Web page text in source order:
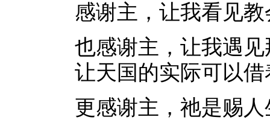
感谢主，让我看见
也感谢主，让我遇
让天国的实际可以
更感谢主，祂是赐